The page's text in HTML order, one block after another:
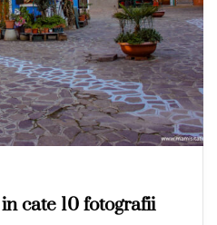
cate 10 fotografii